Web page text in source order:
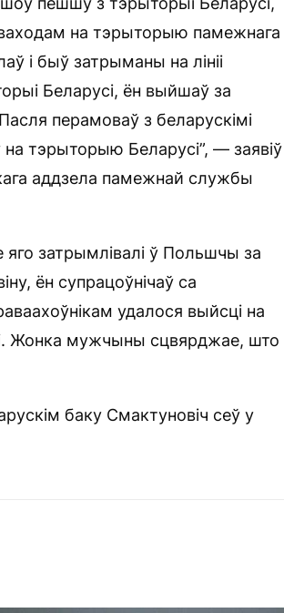
на тэрыторыю памежнага
і быў затрыманы на лініі
Беларусі, ён выйшаў за
перамоваў з беларускімі
тэрыторыю Беларусі”, — заявіў
аддзела памежнай службы
затрымлівалі ў Польшчы за
ён супрацоўнічаў са
удалося выйсці на
Жонка мужчыны сцвярджае, што
баку Смактуновіч сеў у